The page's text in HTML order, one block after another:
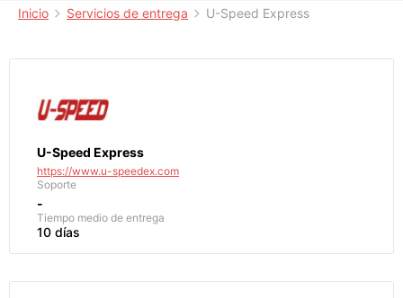
Inicio Servicios de entrega U-Speed Express
U-Speed Express
https://www.u-speedex.com
Soporte
-
Tiempo medio de entrega
10 días